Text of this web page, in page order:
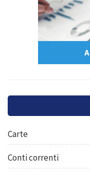
Carte
Conti correnti